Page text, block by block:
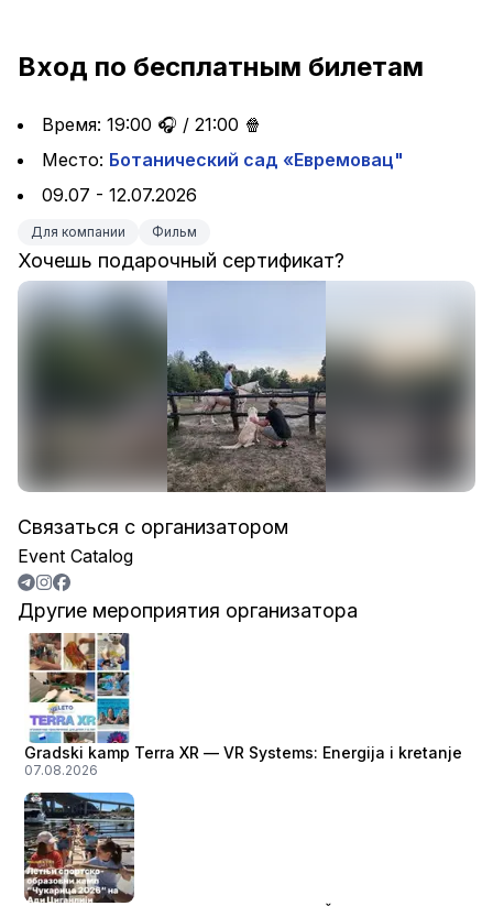
Вход по бесплатным билетам
Время: 19:00 🎧 / 21:00 🍿
Место: Ботанический сад «Евремовац"
09.07 - 12.07.2026
Для компании Фильм
Хочешь подарочный сертификат?
Связаться с организатором
Event Catalog
Другие мероприятия организатора
Gradski kamp Terra XR — VR Systems: Energija i kretanje
07.08.2026